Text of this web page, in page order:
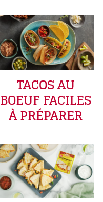
TACOS AU
BOEUF FACILES
À PRÉPARER